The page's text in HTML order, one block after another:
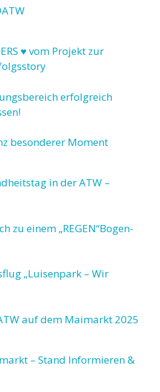
♥ vom Projekt zur
erfolgreich
besonderer Moment
in der ATW –
zu einem „REGEN“Bogen-
„Luisenpark – Wir
auf dem Maimarkt 2025
– Stand Informieren &